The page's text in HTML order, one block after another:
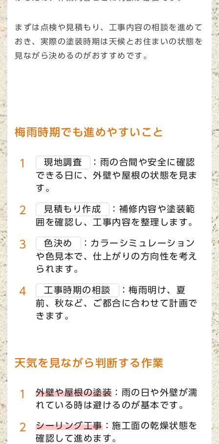
まずは点検や見積もり、工事内容の相談を進めて
おき、実際の塗装時期は天候とお住まいの状態を
見ながら決めるのがおすすめです。
梅雨時期でも進めやすいこと
現地調査
：雨の合間や安全に確認
できる日に、外壁や屋根の状態を見ま
す。
見積もり作成
：補修内容や塗装範
囲を確認し、工事内容を整理します。
色決め
：カラーシミュレーション
や色見本で、仕上がりの方向性を考え
られます。
工事時期の相談
：梅雨明け、夏
前、秋など、ご都合に合わせて計画で
きます。
天気を見ながら判断する作業
外壁や屋根の塗装 ：雨の日や外壁が濡
れている時は避けるのが基本です。
シーリング工事：施工面の乾燥状態を
確認して進めます。